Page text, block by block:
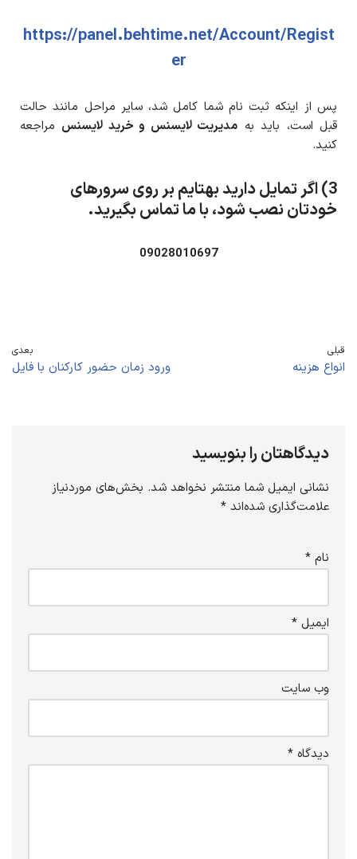
https://panel.behtime.net/Account/Regist
er
پس از اینکه ثبت نام شما کامل شد، سایر مراحل مانند حالت
قبل است، باید به مدیریت لایسنس و خرید لایسنس مراجعه
کنید.
3) اگر تمایل دارید بهتایم بر روی سرورهای
خودتان نصب شود، با ما تماس بگیرید.
09028010697
قبلی
انواع هزینه
بعدی
ورود زمان حضور کارکنان با فایل
دیدگاهتان را بنویسید
نشانی ایمیل شما منتشر نخواهد شد. بخش‌های موردنیاز
علامت‌گذاری شده‌اند *
نام *
ایمیل *
وب‌ سایت
دیدگاه *